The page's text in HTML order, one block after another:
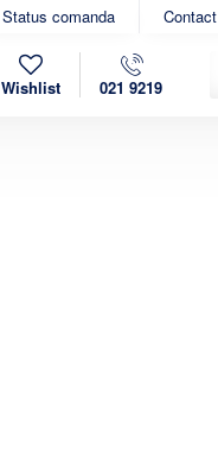
Status comanda Contact
Wishlist 021 9219